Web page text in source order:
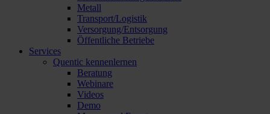
Metall
Transport/Logistik
Versorgung/Entsorgung
Öffentliche Betriebe
Services
Quentic kennenlernen
Beratung
Webinare
Videos
Demo